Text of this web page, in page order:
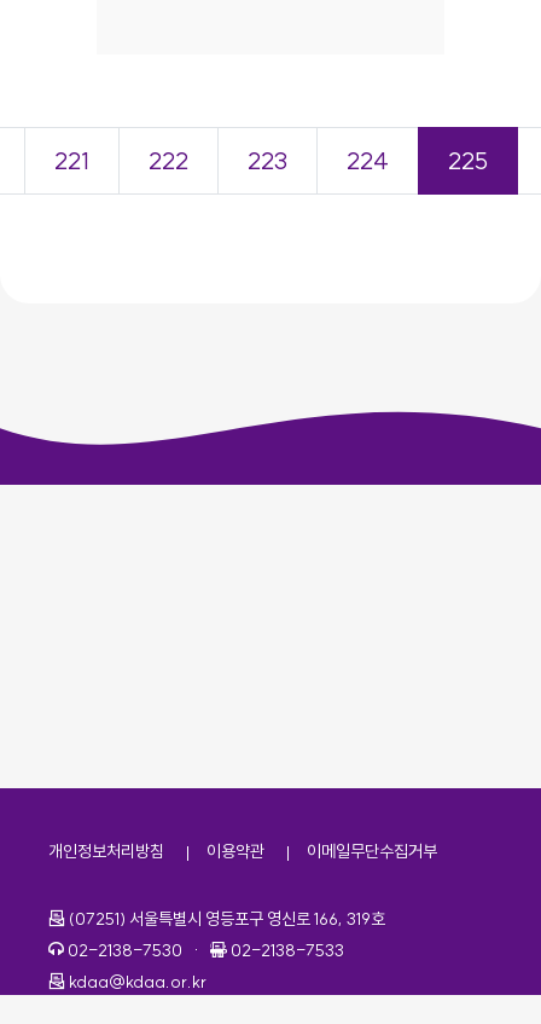
221 222 223 224 225
개인정보처리방침 이용약관 이메일무단수집거부
주소
(07251) 서울특별시 영등포구 영신로 166, 319호
전화번호
02-2138-7530 · 팩스번호
02-2138-7533
이메일
kdaa@kdaa.or.kr